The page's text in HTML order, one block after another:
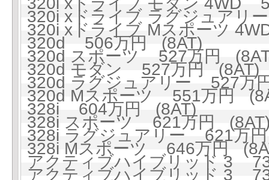
320i xドライブ ラグジュア
320i xドライブ Mスポーツ
320d 506万円 (8AT)
320d スポーツ 527万円
320d モダン 527万円 (8AT)
320d ラグジュアリー 527万
320d Mスポーツ 551万円
328i 604万円 (8AT)
328i スポーツ 621万円
328i ラグジュアリー 621万
328i Mスポーツ 646万円
アクティブハイブリッド 3
アクティブハイブリッド 3